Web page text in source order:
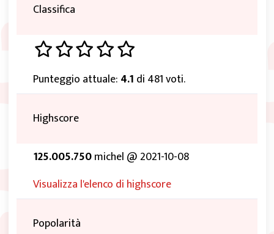
Classifica
Punteggio attuale: 4.1 di 481 voti.
Highscore
125.005.750michel @ 2021-10-08
Visualizza l'elenco di highscore
Popolarità